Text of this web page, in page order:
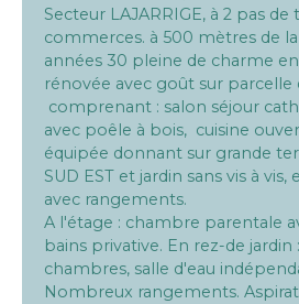
Secteur LAJARRIGE, à 2 pas de
commerces. à 500 mètres de
années 30 pleine de charme
rénovée avec goût sur parcelle
comprenant : salon séjour
avec poêle à bois, cuisine
équipée donnant sur grande
SUD EST et jardin sans vis à vis,
avec rangements.
A l'étage : chambre parentale
bains privative. En rez-de jardin
chambres, salle d'eau
Nombreux rangements.